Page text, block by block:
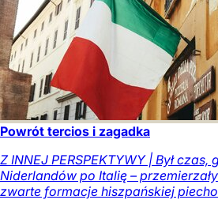
Powrót tercios i zagadka
Z INNEJ PERSPEKTYWY | Był czas,
Niderlandów po Italię –
zwarte formacje hiszpańskiej